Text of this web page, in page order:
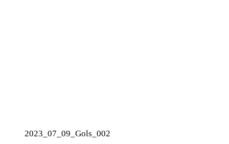
2023_07_09_Gols_002